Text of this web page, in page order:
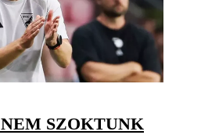
SZOKTUNK